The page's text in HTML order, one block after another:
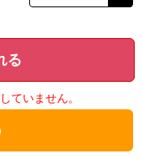
る
ていません。